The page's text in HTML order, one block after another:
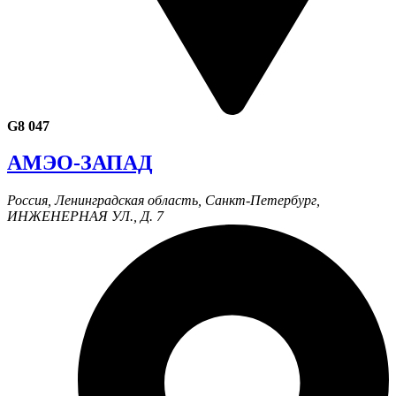
G8 047
АМЭО-ЗАПАД
Россия, Ленинградская область, Санкт-Петербург,
ИНЖЕНЕРНАЯ УЛ., Д. 7